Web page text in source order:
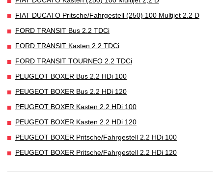
FIAT DUCATO Pritsche/Fahrgestell (250) 100 Multijet 2.2 D
FORD TRANSIT Bus 2.2 TDCi
FORD TRANSIT Kasten 2.2 TDCi
FORD TRANSIT TOURNEO 2.2 TDCi
PEUGEOT BOXER Bus 2.2 HDi 100
PEUGEOT BOXER Bus 2.2 HDi 120
PEUGEOT BOXER Kasten 2.2 HDi 100
PEUGEOT BOXER Kasten 2.2 HDi 120
PEUGEOT BOXER Pritsche/Fahrgestell 2.2 HDi 100
PEUGEOT BOXER Pritsche/Fahrgestell 2.2 HDi 120